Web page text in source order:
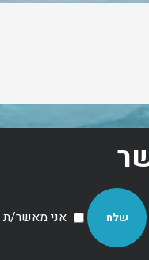
אני מאשר/ת